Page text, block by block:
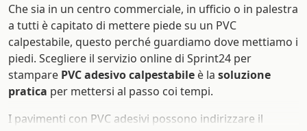
Che sia in un centro commerciale, in ufficio o in palestra
a tutti è capitato di mettere piede su un PVC
calpestabile, questo perché guardiamo dove mettiamo i
piedi. Scegliere il servizio online di Sprint24 per
stampare PVC adesivo calpestabile è la soluzione
pratica per mettersi al passo coi tempi.
I pavimenti con PVC adesivi possono indirizzare il